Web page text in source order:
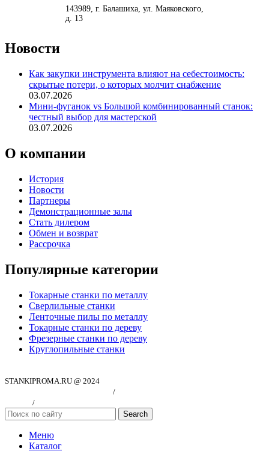
143989, г. Балашиха, ул. Маяковского,
д. 13
Новости
Как закупки инструмента влияют на себестоимость:
скрытые потери, о которых молчит снабжение
03.07.2026
Мини-фуганок vs Большой комбинированный станок:
честный выбор для мастерской
03.07.2026
О компании
История
Новости
Партнеры
Демонстрационные залы
Стать дилером
Обмен и возврат
Рассрочка
Популярные категории
Токарные станки по металлу
Сверлильные станки
Ленточные пилы по металлу
Токарные станки по дереву
Фрезерные станки по дереву
Круглопильные станки
STANKIPROMA.RU @ 2024
/
/
Search
Меню
Каталог